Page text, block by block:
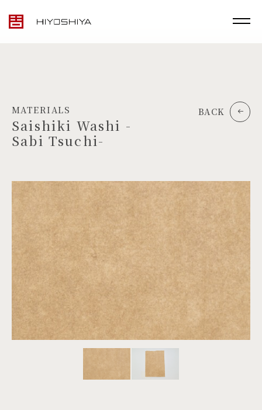
TOP
MATERIALS
PRODUCTS
ARTWORK
PROJECTS
JA EN ZH
MATERIALS
Saishiki Washi -
Sabi Tsuchi-
BACK